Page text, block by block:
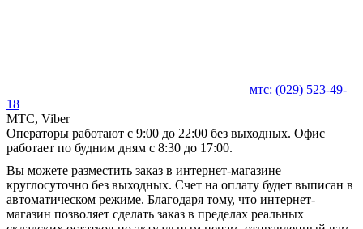
мтс: (029) 523-49-
18
MTC, Viber
Операторы работают с 9:00 до 22:00 без выходных. Офис
работает по будним дням с 8:30 до 17:00.
Вы можете разместить заказ в интернет-магазине
круглосуточно без выходных. Счет на оплату будет выписан в
автоматическом режиме. Благодаря тому, что интернет-
магазин позволяет сделать заказ в пределах реальных